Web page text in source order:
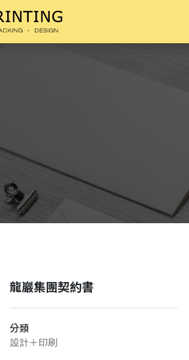
龍巖集團契約書
分類
設計＋印刷